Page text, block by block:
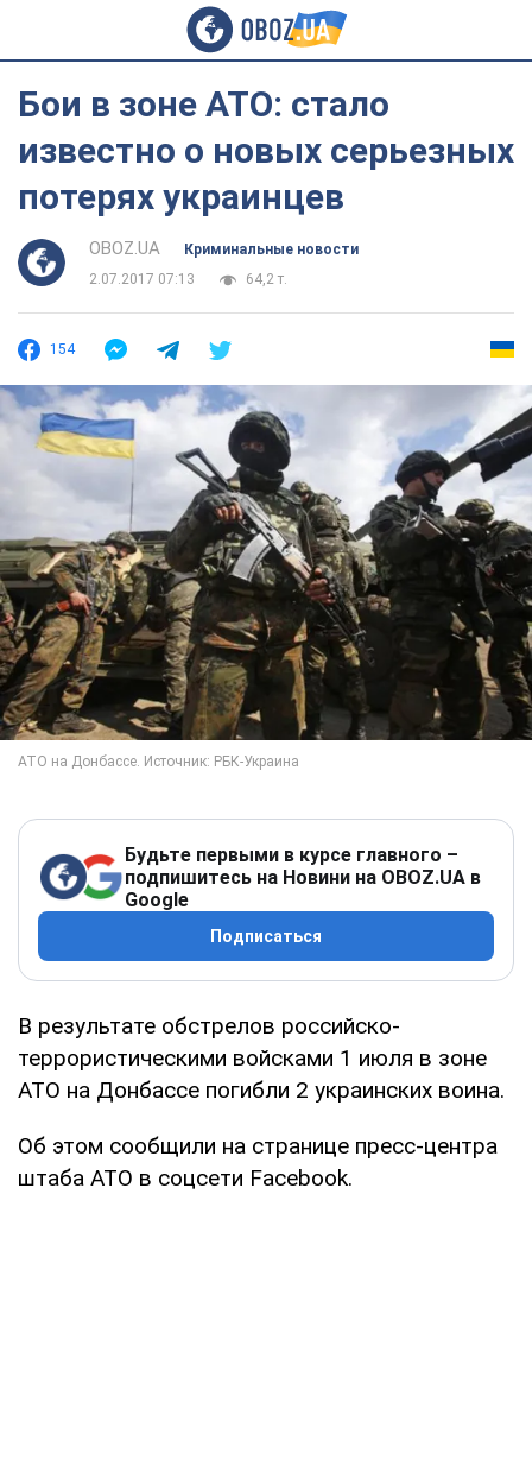
Бои в зоне АТО: стало
известно о новых серьезных
потерях украинцев
OBOZ.UA
Криминальные новости
2.07.2017 07:13
64,2 т.
154
Будьте первыми в курсе главного –
подпишитесь на Новини на OBOZ.UA в
Google
Подписаться
В результате обстрелов российско-
террористическими войсками 1 июля в зоне
АТО на Донбассе погибли 2 украинских воина.
Об этом сообщили на странице пресс-центра
штаба АТО в соцсети Facebook.